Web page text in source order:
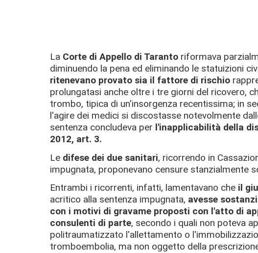
La Corte di Appello di Taranto riformava
diminuendo la pena ed eliminando le statuizioni
ritenevano provato sia il fattore di rischio
prolungatasi anche oltre i tre giorni del ricovero,
trombo, tipica di un'insorgenza recentissima; in
l'agire dei medici si discostasse notevolmente
sentenza concludeva per l'inapplicabilità della
2012, art. 3.
Le difese dei due sanitari, ricorrendo in
impugnata, proponevano censure stanzialmente
Entrambi i ricorrenti, infatti, lamentavano che il
acritico alla sentenza impugnata, avesse
con i motivi di gravame proposti con l'atto di
consulenti di parte, secondo i quali non poteva
politraumatizzato l'allettamento o
tromboembolia, ma non oggetto della